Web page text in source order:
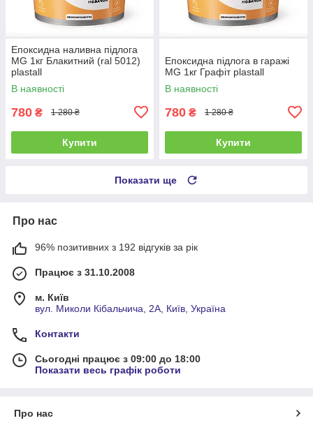
Епоксидна наливна підлога
MG 1кг Блакитний (ral 5012)
plastall
В наявності
780 ₴ 1 280 ₴
Купити
Епоксидна підлога в гаражі
MG 1кг Графіт plastall
В наявності
780 ₴ 1 280 ₴
Купити
Показати ще
Про нас
96% позитивних з 192 відгуків за рік
Працює з 31.10.2008
м. Київ
вул. Миколи Кібальчича, 2А, Київ, Україна
Контакти
Сьогодні працює з 09:00 до 18:00
Показати весь графік роботи
Про нас